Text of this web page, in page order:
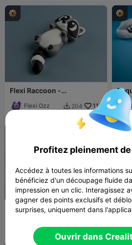
Flexi Raccoon -
Flexi Ozz  204 116
clés
Cliquet anti-stress à 5
doigts

Profitez pleinement
Accédez à toutes les informations
bénéficiez d'un découpage fluide
impression en un clic. Interagissez
gagner des points exclusifs et
surprises, uniquement dans
Ouvrir dans